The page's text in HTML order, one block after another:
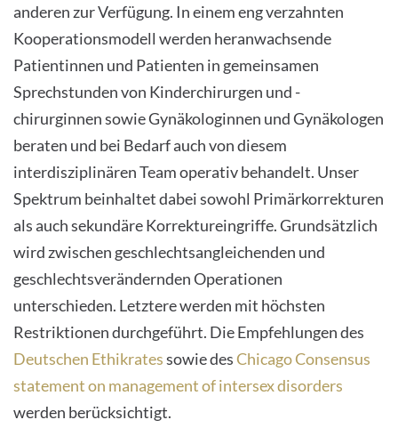
anderen zur Verfügung. In einem eng verzahnten
Kooperationsmodell werden heranwachsende
Patientinnen und Patienten in gemeinsamen
Sprechstunden von Kinderchirurgen und -
chirurginnen sowie Gynäkologinnen und Gynäkologen
beraten und bei Bedarf auch von diesem
interdisziplinären Team operativ behandelt. Unser
Spektrum beinhaltet dabei sowohl Primärkorrekturen
als auch sekundäre Korrektureingriffe. Grundsätzlich
wird zwischen geschlechtsangleichenden und
geschlechtsverändernden Operationen
unterschieden. Letztere werden mit höchsten
Restriktionen durchgeführt. Die Empfehlungen des
Deutschen Ethikratessowie desChicago Consensus
statement on management of intersex disorders
werden berücksichtigt.